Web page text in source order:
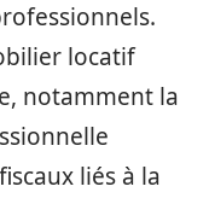
locatif
notamment la
liés à la